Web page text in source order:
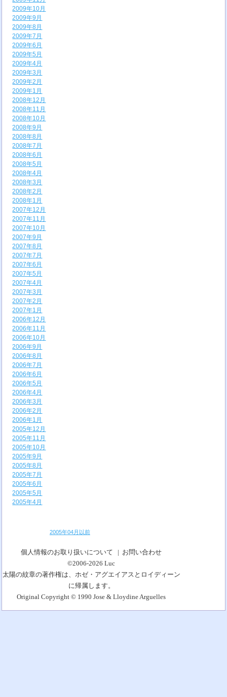
2009年10月
2009年9月
2009年8月
2009年7月
2009年6月
2009年5月
2009年4月
2009年3月
2009年2月
2009年1月
2008年12月
2008年11月
2008年10月
2008年9月
2008年8月
2008年7月
2008年6月
2008年5月
2008年4月
2008年3月
2008年2月
2008年1月
2007年12月
2007年11月
2007年10月
2007年9月
2007年8月
2007年7月
2007年6月
2007年5月
2007年4月
2007年3月
2007年2月
2007年1月
2006年12月
2006年11月
2006年10月
2006年9月
2006年8月
2006年7月
2006年6月
2006年5月
2006年4月
2006年3月
2006年2月
2006年1月
2005年12月
2005年11月
2005年10月
2005年9月
2005年8月
2005年7月
2005年6月
2005年5月
2005年4月
2005年04月以前
個人情報のお取り扱いについて
お問い合わせ
©2006-2026Luc
太陽の紋章の著作権は、ホゼ・アグエイアスとロイディーン
に帰属します。
Original Copyright © 1990 Jose & Lloydine Arguelles